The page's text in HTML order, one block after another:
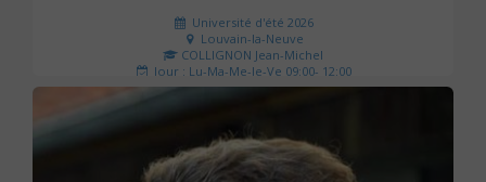
Université d'été 2026
Louvain-la-Neuve
COLLIGNON Jean-Michel
Jour : Lu-Ma-Me-Je-Ve 09:00- 12:00
Nombre de séances : 2